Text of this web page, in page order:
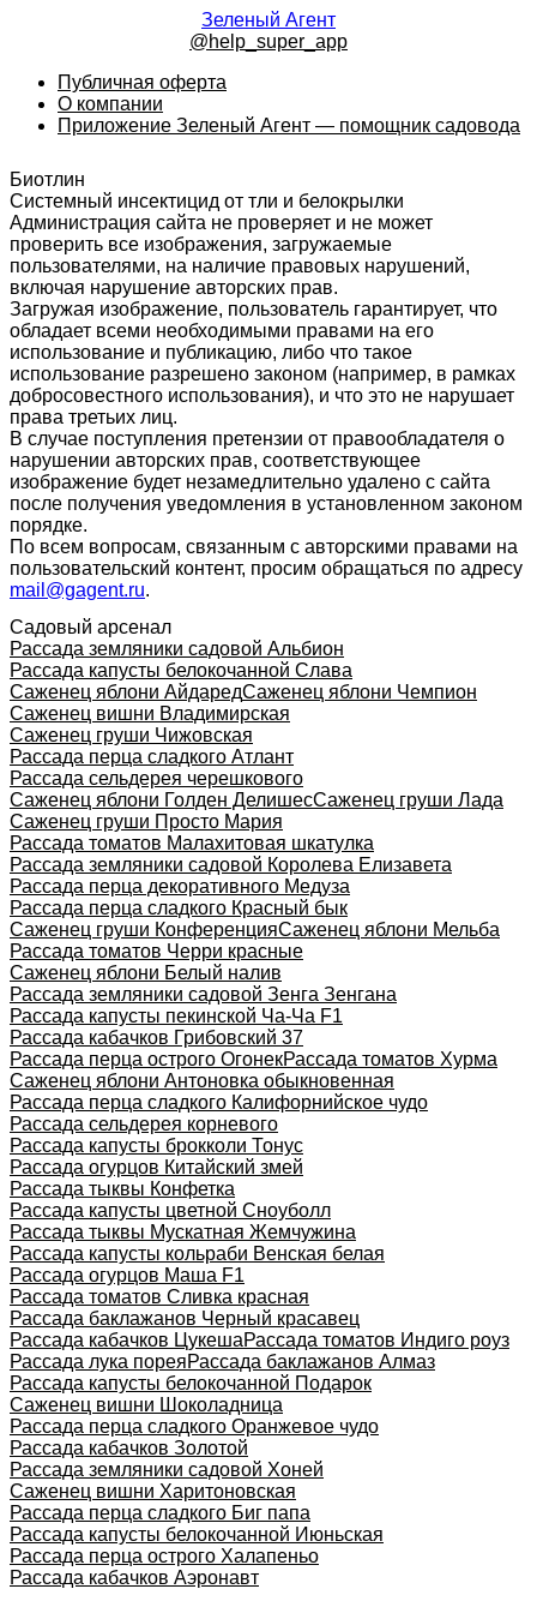
Зеленый Агент
@help_super_app
Публичная оферта
О компании
Приложение Зеленый Агент — помощник садовода
Биотлин
Системный инсектицид от тли и белокрылки
Администрация сайта не проверяет и не может
проверить все изображения, загружаемые
пользователями, на наличие правовых нарушений,
включая нарушение авторских прав.
Загружая изображение, пользователь гарантирует, что
обладает всеми необходимыми правами на его
использование и публикацию, либо что такое
использование разрешено законом (например, в рамках
добросовестного использования), и что это не нарушает
права третьих лиц.
В случае поступления претензии от правообладателя о
нарушении авторских прав, соответствующее
изображение будет незамедлительно удалено с сайта
после получения уведомления в установленном законом
порядке.
По всем вопросам, связанным с авторскими правами на
пользовательский контент, просим обращаться по адресу
mail@gagent.ru.
Садовый арсенал
Рассада земляники садовой Альбион
Рассада капусты белокочанной Слава
Саженец яблони АйдаредСаженец яблони Чемпион
Саженец вишни Владимирская
Саженец груши Чижовская
Рассада перца сладкого Атлант
Рассада сельдерея черешкового
Саженец яблони Голден ДелишесСаженец груши Лада
Саженец груши Просто Мария
Рассада томатов Малахитовая шкатулка
Рассада земляники садовой Королева Елизавета
Рассада перца декоративного Медуза
Рассада перца сладкого Красный бык
Саженец груши КонференцияСаженец яблони Мельба
Рассада томатов Черри красные
Саженец яблони Белый налив
Рассада земляники садовой Зенга Зенгана
Рассада капусты пекинской Ча-Ча F1
Рассада кабачков Грибовский 37
Рассада перца острого ОгонекРассада томатов Хурма
Саженец яблони Антоновка обыкновенная
Рассада перца сладкого Калифорнийское чудо
Рассада сельдерея корневого
Рассада капусты брокколи Тонус
Рассада огурцов Китайский змей
Рассада тыквы Конфетка
Рассада капусты цветной Сноуболл
Рассада тыквы Мускатная Жемчужина
Рассада капусты кольраби Венская белая
Рассада огурцов Маша F1
Рассада томатов Сливка красная
Рассада баклажанов Черный красавец
Рассада кабачков ЦукешаРассада томатов Индиго роуз
Рассада лука пореяРассада баклажанов Алмаз
Рассада капусты белокочанной Подарок
Саженец вишни Шоколадница
Рассада перца сладкого Оранжевое чудо
Рассада кабачков Золотой
Рассада земляники садовой Хоней
Саженец вишни Харитоновская
Рассада перца сладкого Биг папа
Рассада капусты белокочанной Июньская
Рассада перца острого Халапеньо
Рассада кабачков Аэронавт